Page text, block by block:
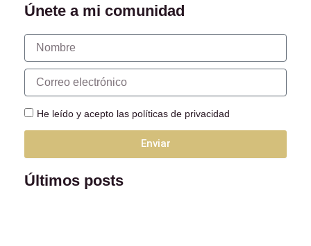
Únete a mi comunidad
Nombre
Correo
electrónico
He leído y acepto las políticas de privacidad
Enviar
Últimos posts